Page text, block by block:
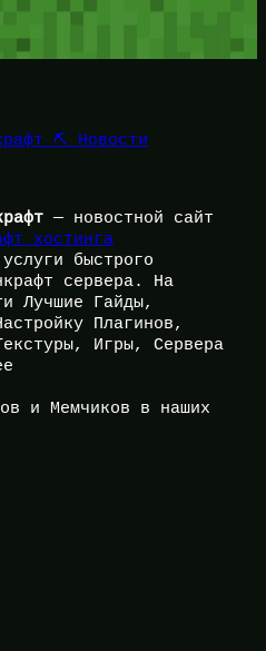
⛏️ Новости
— новостной сайт
хостинга
быстрого
сервера. На
Лучшие Гайды,
Плагинов,
Игры, Сервера
и Мемчиков в наших